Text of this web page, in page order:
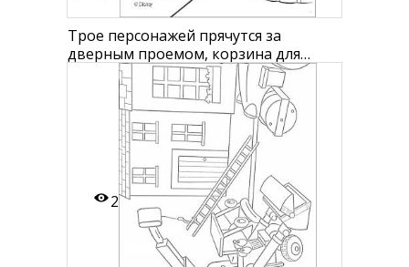
Трое персонажей прячутся за
дверным проемом, корзина для
белья, комод с ящиками
2